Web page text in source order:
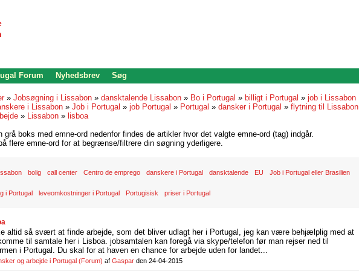
Forum Nyhedsbrev Søg
» Jobsøgning i Lissabon » dansktalende Lissabon » Bo i Portugal » billigt i Portugal » job i Lissabon
i Lissabon » Job i Portugal » job Portugal » Portugal » dansker i Portugal » flytning til Lissabon
» Lissabon » lisboa
grå boks med emne-ord nedenfor findes de artikler hvor det valgte emne-ord (tag) indgår.
flere emne-ord for at begrænse/filtrere din søgning yderligere.
bolig call center Centro de emprego danskere i Portugal dansktalende EU Job i Portugal eller Brasilien
i Portugal leveomkostninger i Portugal Portugisisk priser i Portugal
altid så svært at finde arbejde, som det bliver udlagt her i Portugal, jeg kan være behjælplig med at
til samtale her i Lisboa. jobsamtalen kan foregå via skype/telefon før man rejser ned til
i Portugal. Du skal for at haven en chance for arbejde uden for landet...
og arbejde i Portugal (Forum) af Gaspar den 24-04-2015